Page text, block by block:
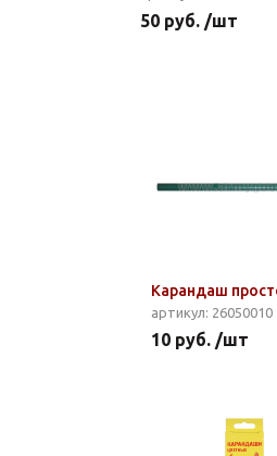
50 руб. /шт
Карандаш
артикул: 26050010
10 руб. /шт